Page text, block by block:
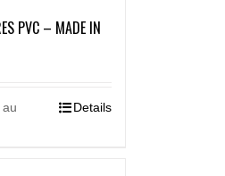
PVC – MADE IN
Details